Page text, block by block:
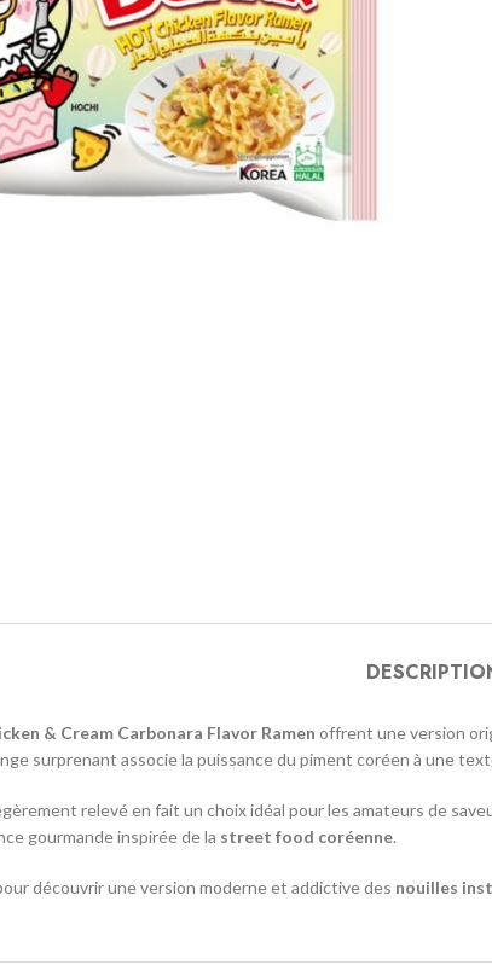
& Cream Carbonara Flavor Ramen offrent une version
surprenant associe la puissance du piment coréen à une
relevé en fait un choix idéal pour les amateurs de
gourmande inspirée de la street food coréenne.
découvrir une version moderne et addictive des nouilles